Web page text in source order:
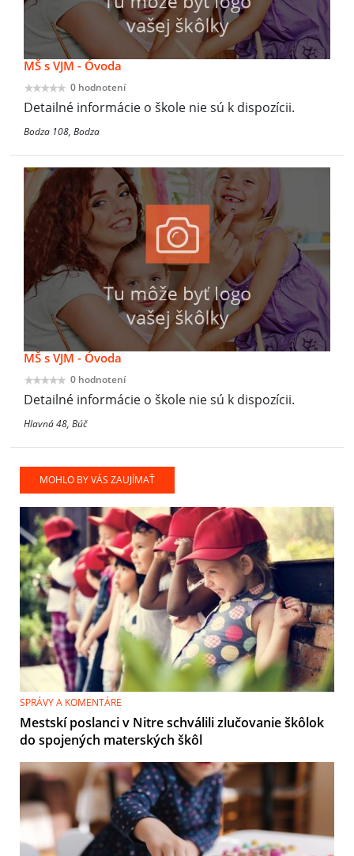
MŠ s VJM - Óvoda
0 hodnotení
Detailné informácie o škole nie sú k dispozícii.
Bodza 108, Bodza
MŠ s VJM - Óvoda
0 hodnotení
Detailné informácie o škole nie sú k dispozícii.
Hlavná 48, Búč
MOHLO BY VÁS ZAUJÍMAŤ
SPRÁVY A KOMENTÁRE
Mestskí poslanci v Nitre schválili zlučovanie škôlok
do spojených materských škôl